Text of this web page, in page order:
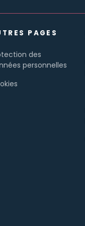
PAGES
des
personnelles